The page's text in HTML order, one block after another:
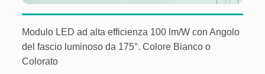
Aggiungi
alla lista
Modulo LED ad alta efficienza 100 lm/W con Angolo
del fascio luminoso da 175°. Colore Bianco o
Colorato